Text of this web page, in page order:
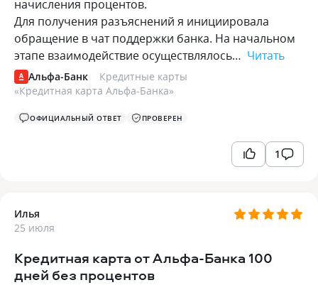
начисления процентов.
Для получения разъяснений я инициировала
обращение в чат поддержки банка. На начальном
этапе взаимодействие осуществлялось… Читать
Альфа-Банк
Кредитные карты
«Кредитная карта Альфа-Банка»
ОФИЦИАЛЬНЫЙ ОТВЕТ ПРОВЕРЕН
1
Илья
25 июля
Кредитная карта от Альфа-Банка 100
дней без процентов